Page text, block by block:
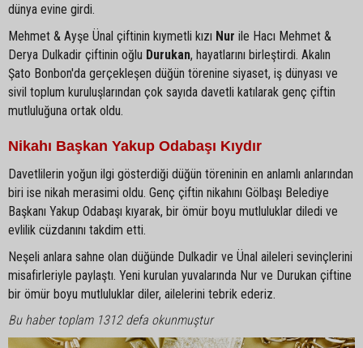
dünya evine girdi.
Mehmet & Ayşe Ünal çiftinin kıymetli kızı Nur ile Hacı Mehmet &
Derya Dulkadir çiftinin oğlu Durukan, hayatlarını birleştirdi. Akalın
Şato Bonbon'da gerçekleşen düğün törenine siyaset, iş dünyası ve
sivil toplum kuruluşlarından çok sayıda davetli katılarak genç çiftin
mutluluğuna ortak oldu.
Nikahı Başkan Yakup Odabaşı Kıydır
Davetlilerin yoğun ilgi gösterdiği düğün töreninin en anlamlı anlarından
biri ise nikah merasimi oldu. Genç çiftin nikahını Gölbaşı Belediye
Başkanı Yakup Odabaşı kıyarak, bir ömür boyu mutluluklar diledi ve
evlilik cüzdanını takdim etti.
Neşeli anlara sahne olan düğünde Dulkadir ve Ünal aileleri sevinçlerini
misafirleriyle paylaştı. Yeni kurulan yuvalarında Nur ve Durukan çiftine
bir ömür boyu mutluluklar diler, ailelerini tebrik ederiz.
Bu haber toplam 1312 defa okunmuştur